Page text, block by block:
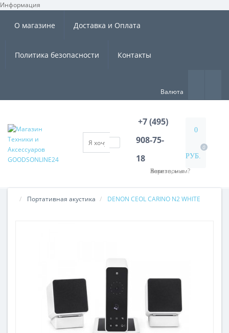
Информация ×
О магазине Доставка и Оплата
Политика безопасности Контакты
Валюта
+7 (495)
908-75-
18
Хотите, мы Вам перезвоним?
0
РУБ.
0
Портативная акустика DENON CEOL CARINO N2 WHITE